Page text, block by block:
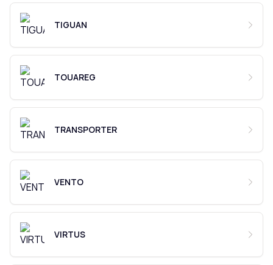
TIGUAN
TOUAREG
TRANSPORTER
VENTO
VIRTUS